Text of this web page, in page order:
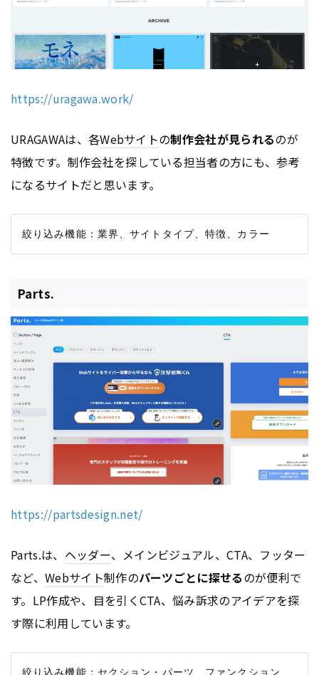
https://uragawa.work/
URAGAWAは、各Webサイトの制作会社が見られるのが
特徴です。制作会社を探している担当者の方にも、参考
になるサイトだと思います。
Parts.
https://partsdesign.net/
Parts.は、 ヘッダー、メインビジュアル、CTA、フッター
など、 Webサイト制作のパーツごとに探せるのが便利で
す。LP作成や、目を引くCTA、悩み訴求のアイデアを探
す際に利用しています。